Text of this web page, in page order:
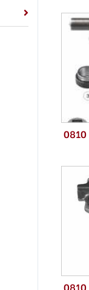
0810
0810